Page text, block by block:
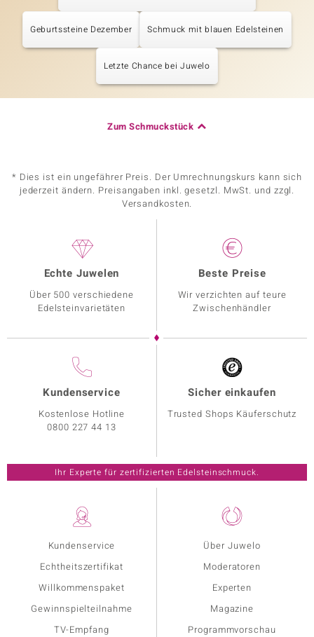
Geburtssteine Dezember Schmuck mit blauen Edelsteinen
Letzte Chance bei Juwelo
Zum Schmuckstück
* Dies ist ein ungefährer Preis. Der Umrechnungskurs kann sich
jederzeit ändern. Preisangaben inkl. gesetzl. MwSt. und zzgl.
Versandkosten.
Kundenservice
Echtheitszertifikat
Willkommenspaket
Gewinnspielteilnahme
TV-Empfang
Über Juwelo
Moderatoren
Experten
Magazine
Programmvorschau
Echte Juwelen
Über 500 verschiedene
Edelsteinvarietäten
Beste Preise
Wir verzichten auf teure
Zwischenhändler
Kundenservice
Kostenlose Hotline
0800 227 44 13
Sicher einkaufen
Trusted Shops Käuferschutz
Ihr Experte für zertifizierten Edelsteinschmuck.